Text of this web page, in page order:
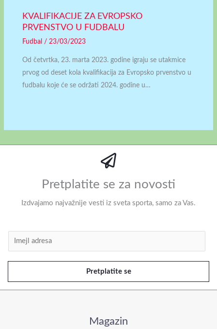
KVALIFIKACIJE ZA EVROPSKO
PRVENSTVO U FUDBALU
Fudbal / 23/03/2023
Od četvrtka, 23. marta 2023. godine igraju se utakmice
prvog od deset kola kvalifikacija za Evropsko prvenstvo u
fudbalu koje će se održati 2024. godine u…
Pretplatite se za novosti
Izdvajamo najvažnije vesti iz sveta sporta, samo za Vas.
m
e
l
Pretplatite se
Magazin